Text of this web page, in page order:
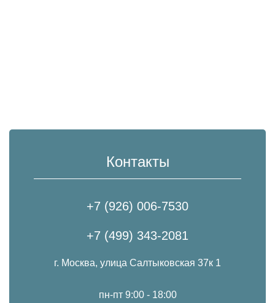
Контакты
+7 (926) 006-7530
+7 (499) 343-2081
г. Москва, улица Салтыковская 37к 1
пн-пт 9:00 - 18:00